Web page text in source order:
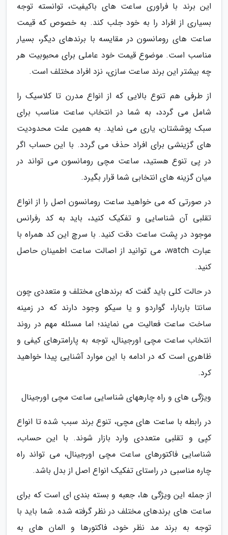
این برند با فراوری ساعت های باکیفیت، توانسته توجه
بسیاری از افراد را به خود جلب کند. به خصوص که قیمت
ساعت های رومانسون در مقایسه با برندهای دیگر، بسیار
مناسب است. موضوع قیمت خود عاملی برای محبوبیت هر
چه بیشتر این برند ساعت سازی، نزد افراد مختلف است.
از طرفی هم تنوع بالایی که از انواع مدرن تا کلاسیک را
شامل می گردد، به شما در انتخاب ساعت مناسب برای
سبک پوششتان، یاری می نماید. به همین علت محدودیت
های گزینشی برای افراد حذف می گردد. با این حساب اگر
در پی تنوع هستید، ساعت مچی رومانسون می تواند در
میان گزینه های انتخابی شما قرار بگیرد.
در صورتی که می خواهید ساعت رومانسون اصل را از انواع
تقلبی آن شناسایی و تفکیک کنید، باید به کد رفرانس
موجود در پشت ساعت دقت کنید. با سرچ این کد همراه با
عبارت watch، می توانید از اصالت ساعت اطمینان حاصل
کنید.
در حالت کلی باید گفت که برندهای مختلف و متعددی چون
سانتا باربارا، گواردو و یا سیکو وجود دارند که در زمینه
ساخت ساعت فعالیت می نمایند؛ اما مسئله مهم در روند
انتخاب ساعت مچی اورجینال، توجه به پارامترهای کیفی و
ظاهری است که در ادامه با این موارد آشنایی پیدا خواهید
کرد.
ویژگی های و راه چارههای شناسایی ساعت مچی اورجینال
در رابطه با ساعت های مچی، تنوع برند سبب شده تا انواع
کپی و تقلبی متعددی وارد بازار شوند. با این حساب،
شناسایی فاکتورهای ساعت مچی اورجینال، می تواند راه
چاره مناسبی در راستای تفکیک انواع اصل از بدل باشد.
از جمله این ویژگی ها، جعبه و بسته بندی ای است که برای
ساعت های برندهای مختلف در نظر گرفته شده. شما باید با
توجه به برند مد نظر خود، فاکتورها و المان های به